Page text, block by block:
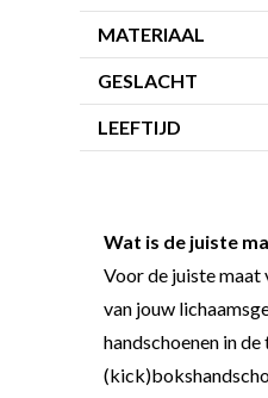
MATERIAAL
GESLACHT
LEEFTIJD
Wat is de juiste
Voor de juiste maat
van jouw
handschoenen in